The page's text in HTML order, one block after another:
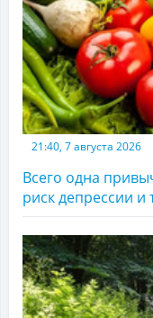
21:40, 7 августа 2026
Всего одна
риск депрессии и